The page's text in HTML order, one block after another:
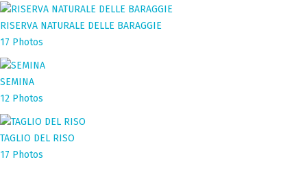
RISERVA NATURALE DELLE BARAGGIE
17 Photos
SEMINA
12 Photos
TAGLIO DEL RISO
17 Photos